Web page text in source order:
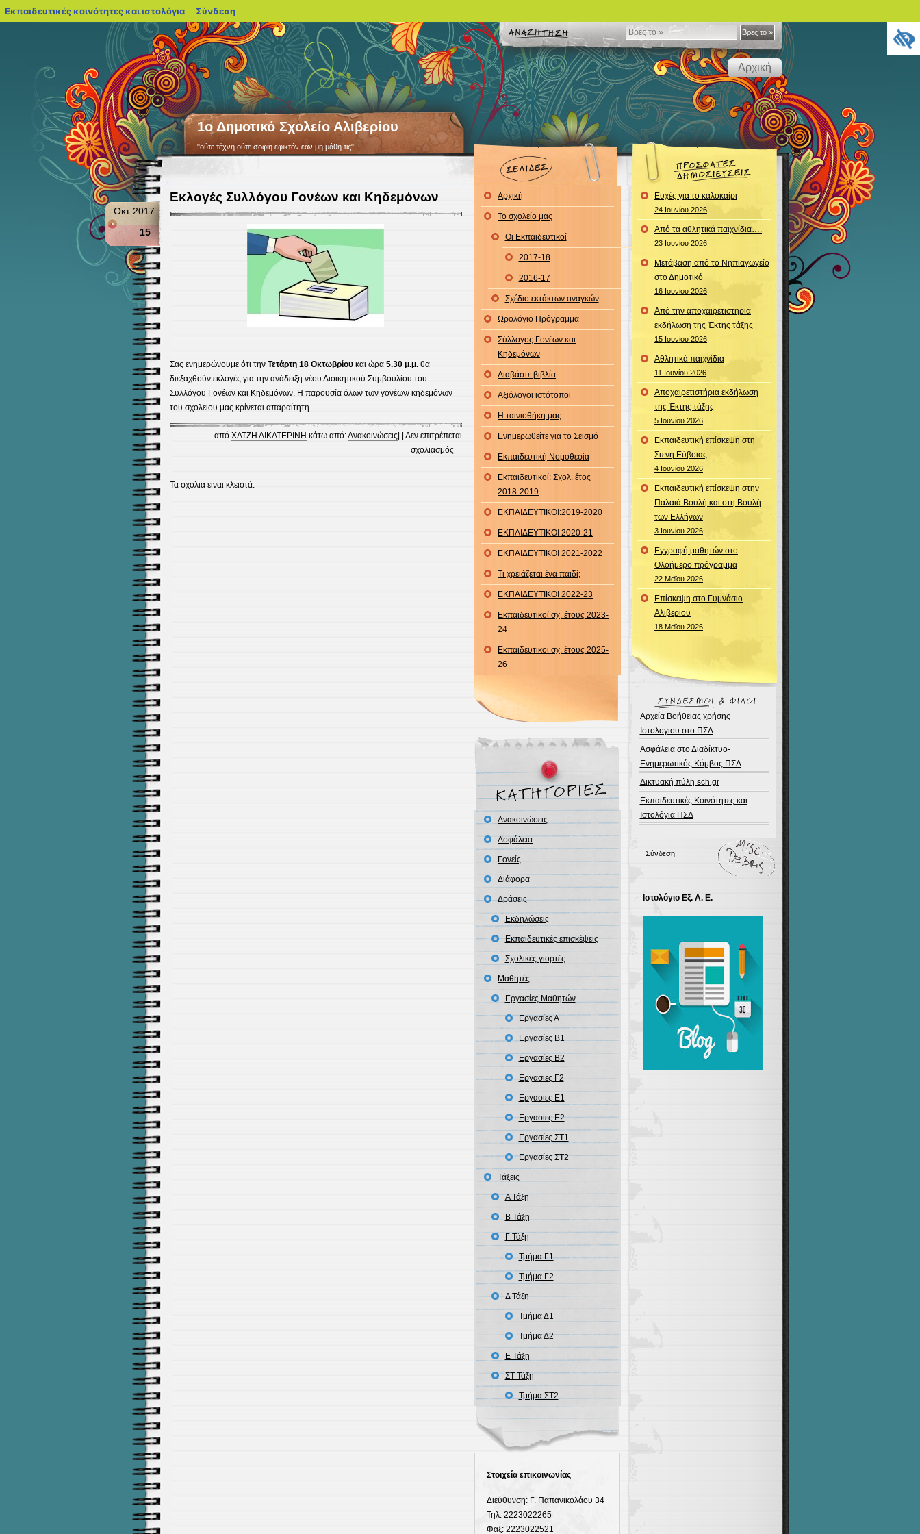
Βρες
το
»
Βρες το »
Αρχική
1ο Δημοτικό Σχολείο Αλιβερίου
"ούτε τέχνη ούτε σοφίη εφικτόν εάν μη μάθη τις"
Εκλογές Συλλόγου Γονέων και Κηδεμόνων
Οκτ 2017
15
Σας ενημερώνουμε ότι την Τετάρτη 18 Οκτωβρίουκαι ώρα5.30 μ.μ.θα
διεξαχθούν εκλογές για την ανάδειξη νέου Διοικητικού Συμβουλίου του
Συλλόγου Γονέων και Κηδεμόνων. Η παρουσία όλων των γονέων/ κηδεμόνων
του σχολειου μας κρίνεται απαραίτητη.
από ΧΑΤΖΗ ΑΙΚΑΤΕΡΙΝΗ κάτω από:Ανακοινώσεις
Δεν επιτρέπεται
σχολιασμόςστο
Συλλόγου
Κηδεμόνων
Τα σχόλια είναι κλειστά.
Αρχική
Το σχολείο μας
Οι Εκπαιδευτικοί
2017-18
2016-17
Σχέδιο εκτάκτων αναγκών
Ωρολόγιο Πρόγραμμα
Σύλλογος Γονέων και
Κηδεμόνων
Διαβάστε βιβλία
Αξιόλογοι ιστότοποι
Η ταινιοθήκη μας
Ενημερωθείτε για το Σεισμό
Εκπαιδευτική Νομοθεσία
Εκπαιδευτικοί: Σχολ. έτος
2018-2019
ΕΚΠΑΙΔΕΥΤΙΚΟΙ:2019-2020
ΕΚΠΑΙΔΕΥΤΙΚΟΙ 2020-21
ΕΚΠΑΙΔΕΥΤΙΚΟΙ 2021-2022
Τι χρειάζεται ένα παιδί;
ΕΚΠΑΙΔΕΥΤΙΚΟΙ 2022-23
Εκπαιδευτικοί σχ. έτους 2023-
24
Εκπαιδευτικοί σχ. έτους 2025-
26
Ανακοινώσεις
Ασφάλεια
Γονείς
Διάφορα
Δράσεις
Εκδηλώσεις
Εκπαιδευτικές επισκέψεις
Σχολικές γιορτές
Μαθητές
Εργασίες Μαθητών
Εργασίες Α
Εργασίες Β1
Εργασίες Β2
Εργασίες Γ2
Εργασίες Ε1
Εργασίες Ε2
Εργασίες ΣΤ1
Εργασίες ΣΤ2
Τάξεις
Α Τάξη
Β Τάξη
Γ Τάξη
Τμήμα Γ1
Τμήμα Γ2
Δ Τάξη
Τμήμα Δ1
Τμήμα Δ2
Ε Τάξη
ΣΤ Τάξη
Τμήμα ΣΤ2
Στοιχεία επικοινωνίας
Διεύθυνση: Γ. Παπανικολάου 34
Τηλ: 2223022265
Φαξ: 2223022521
Ευχές για το καλοκαίρι
24 Ιουνίου 2026
Από τα αθλητικά παιχνίδια….
23 Ιουνίου 2026
Μετάβαση από το Νηπιαγωγείο
στο Δημοτικό
16 Ιουνίου 2026
Από την αποχαιρετιστήρια
εκδήλωση της Έκτης τάξης
15 Ιουνίου 2026
Αθλητικά παιχνίδια
11 Ιουνίου 2026
Αποχαιρετιστήρια εκδήλωση
της Έκτης τάξης
5 Ιουνίου 2026
Εκπαιδευτική επίσκεψη στη
Στενή Εύβοιας
4 Ιουνίου 2026
Εκπαιδευτική επίσκεψη στην
Παλαιά Βουλή και στη Βουλή
των Ελλήνων
3 Ιουνίου 2026
Εγγραφή μαθητών στο
Ολοήμερο πρόγραμμα
22 Μαΐου 2026
Επίσκεψη στο Γυμνάσιο
Αλιβερίου
18 Μαΐου 2026
Αρχεία Βοήθειας χρήσης
Ιστολογίου στο ΠΣΔ
Ασφάλεια στο Διαδίκτυο-
Ενημερωτικός Κόμβος ΠΣΔ
Δικτυακή πύλη sch.gr
Εκπαιδευτικές Κοινότητες και
Ιστολόγια ΠΣΔ
Σύνδεση
Ιστολόγιο Εξ. Α. Ε.
Εκπαιδευτικές κοινότητες και ιστολόγια blogs.sch.gr
Σύνδεση